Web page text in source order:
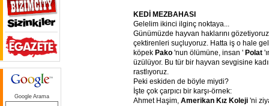
Google Arama
KEDİ MEZBAHASI
Gelelim ikinci ilginç noktaya...
Günümüzde hayvan haklarını
çektirenleri suçluyoruz. Hatta iş o hale
köpek Pako 'nun ölümüne, insan ' Polat
üzülüyor. Bu tür bir hayvan sevgisine
rastlıyoruz.
Peki eskiden de böyle miydi?
İşte çok çarpıcı bir karşı-örnek:
Ahmet Haşim, Amerikan Kız Koleji 'ni